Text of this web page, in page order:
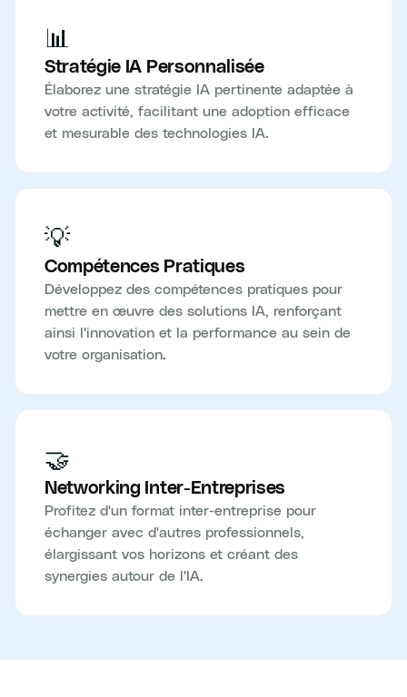
📊
Stratégie IA Personnalisée
Élaborez une stratégie IA pertinente adaptée à
votre activité, facilitant une adoption efficace
et mesurable des technologies IA.
💡
Compétences Pratiques
Développez des compétences pratiques pour
mettre en œuvre des solutions IA, renforçant
ainsi l'innovation et la performance au sein de
votre organisation.
🤝
Networking Inter-Entreprises
Profitez d'un format inter-entreprise pour
échanger avec d'autres professionnels,
élargissant vos horizons et créant des
synergies autour de l'IA.